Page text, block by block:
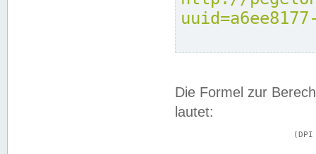
Die Formel zur
lautet: